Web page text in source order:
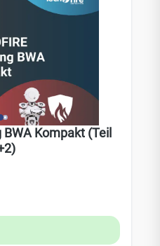
Kompakt (Teil